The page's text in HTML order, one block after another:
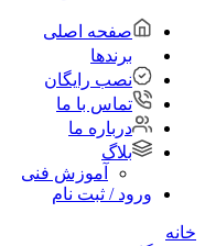
صفحه اصلی
برندها
نصب رایگان
تماس با ما
درباره ما
بلاگ
آموزش فنی
ورود / ثبت نام
خانه